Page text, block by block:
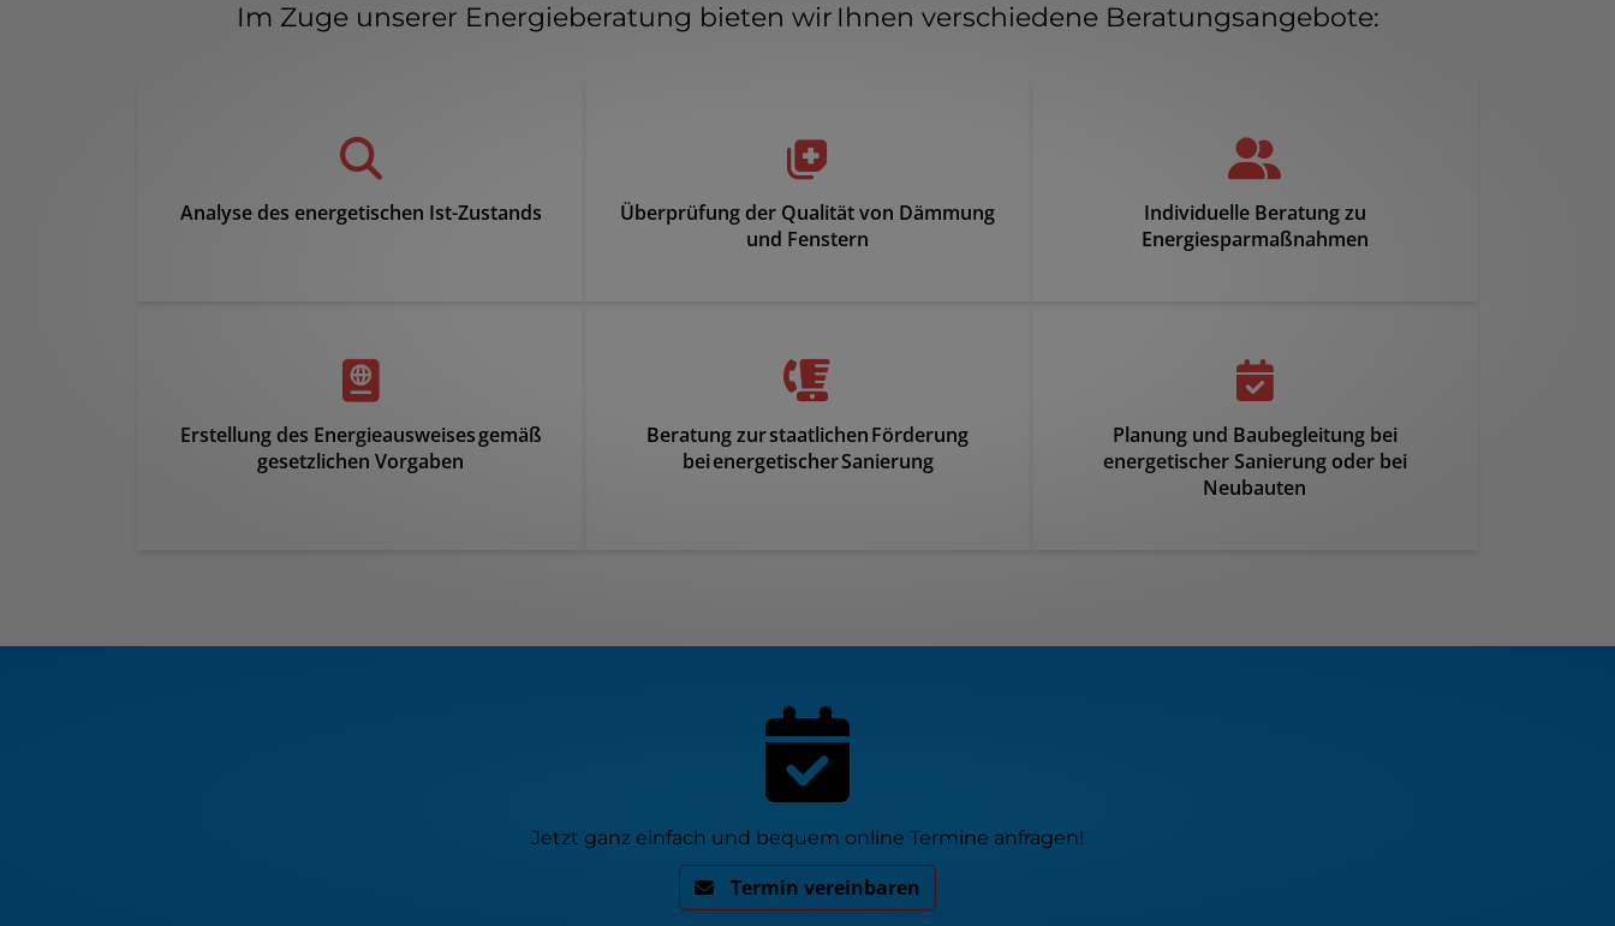
Im Zuge unserer Energieberatung bieten wir Ihnen verschiedene Beratungsangebote:
Analyse des energetischen Ist-Zustands
Überprüfung der Qualität von Dämmung
und Fenstern
Individuelle Beratung zu
Energiesparmaßnahmen
Erstellung des Energieausweises gemäß
gesetzlichen Vorgaben
Beratung zur staatlichen Förderung
bei energetischer Sanierung
Planung und Baubegleitung bei
energetischer Sanierung oder bei
Neubauten
Jetzt ganz einfach und bequem online Termine anfragen!
Termin vereinbaren